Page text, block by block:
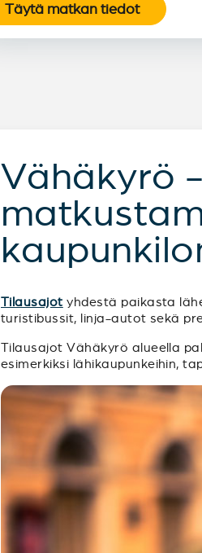
Täytä matkan tiedot
Vähäkyrö
Tilausajot yhdestä paikasta
turistibussit, linja-autot sekä
Tilausajot Vähäkyrö alueella
esimerkiksi lähikaupunkeihin,